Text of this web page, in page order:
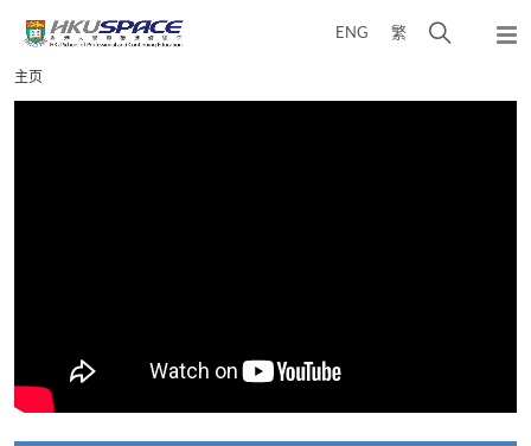
content
ENG 繁
弹
Main
content
主页